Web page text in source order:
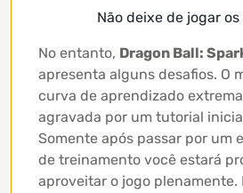
Não deixe de jogar
No entanto, Dragon Ball:
apresenta alguns desafios. O
curva de aprendizado
agravada por um tutorial
Somente após passar por um
de treinamento você estará
aproveitar o jogo plenamente.